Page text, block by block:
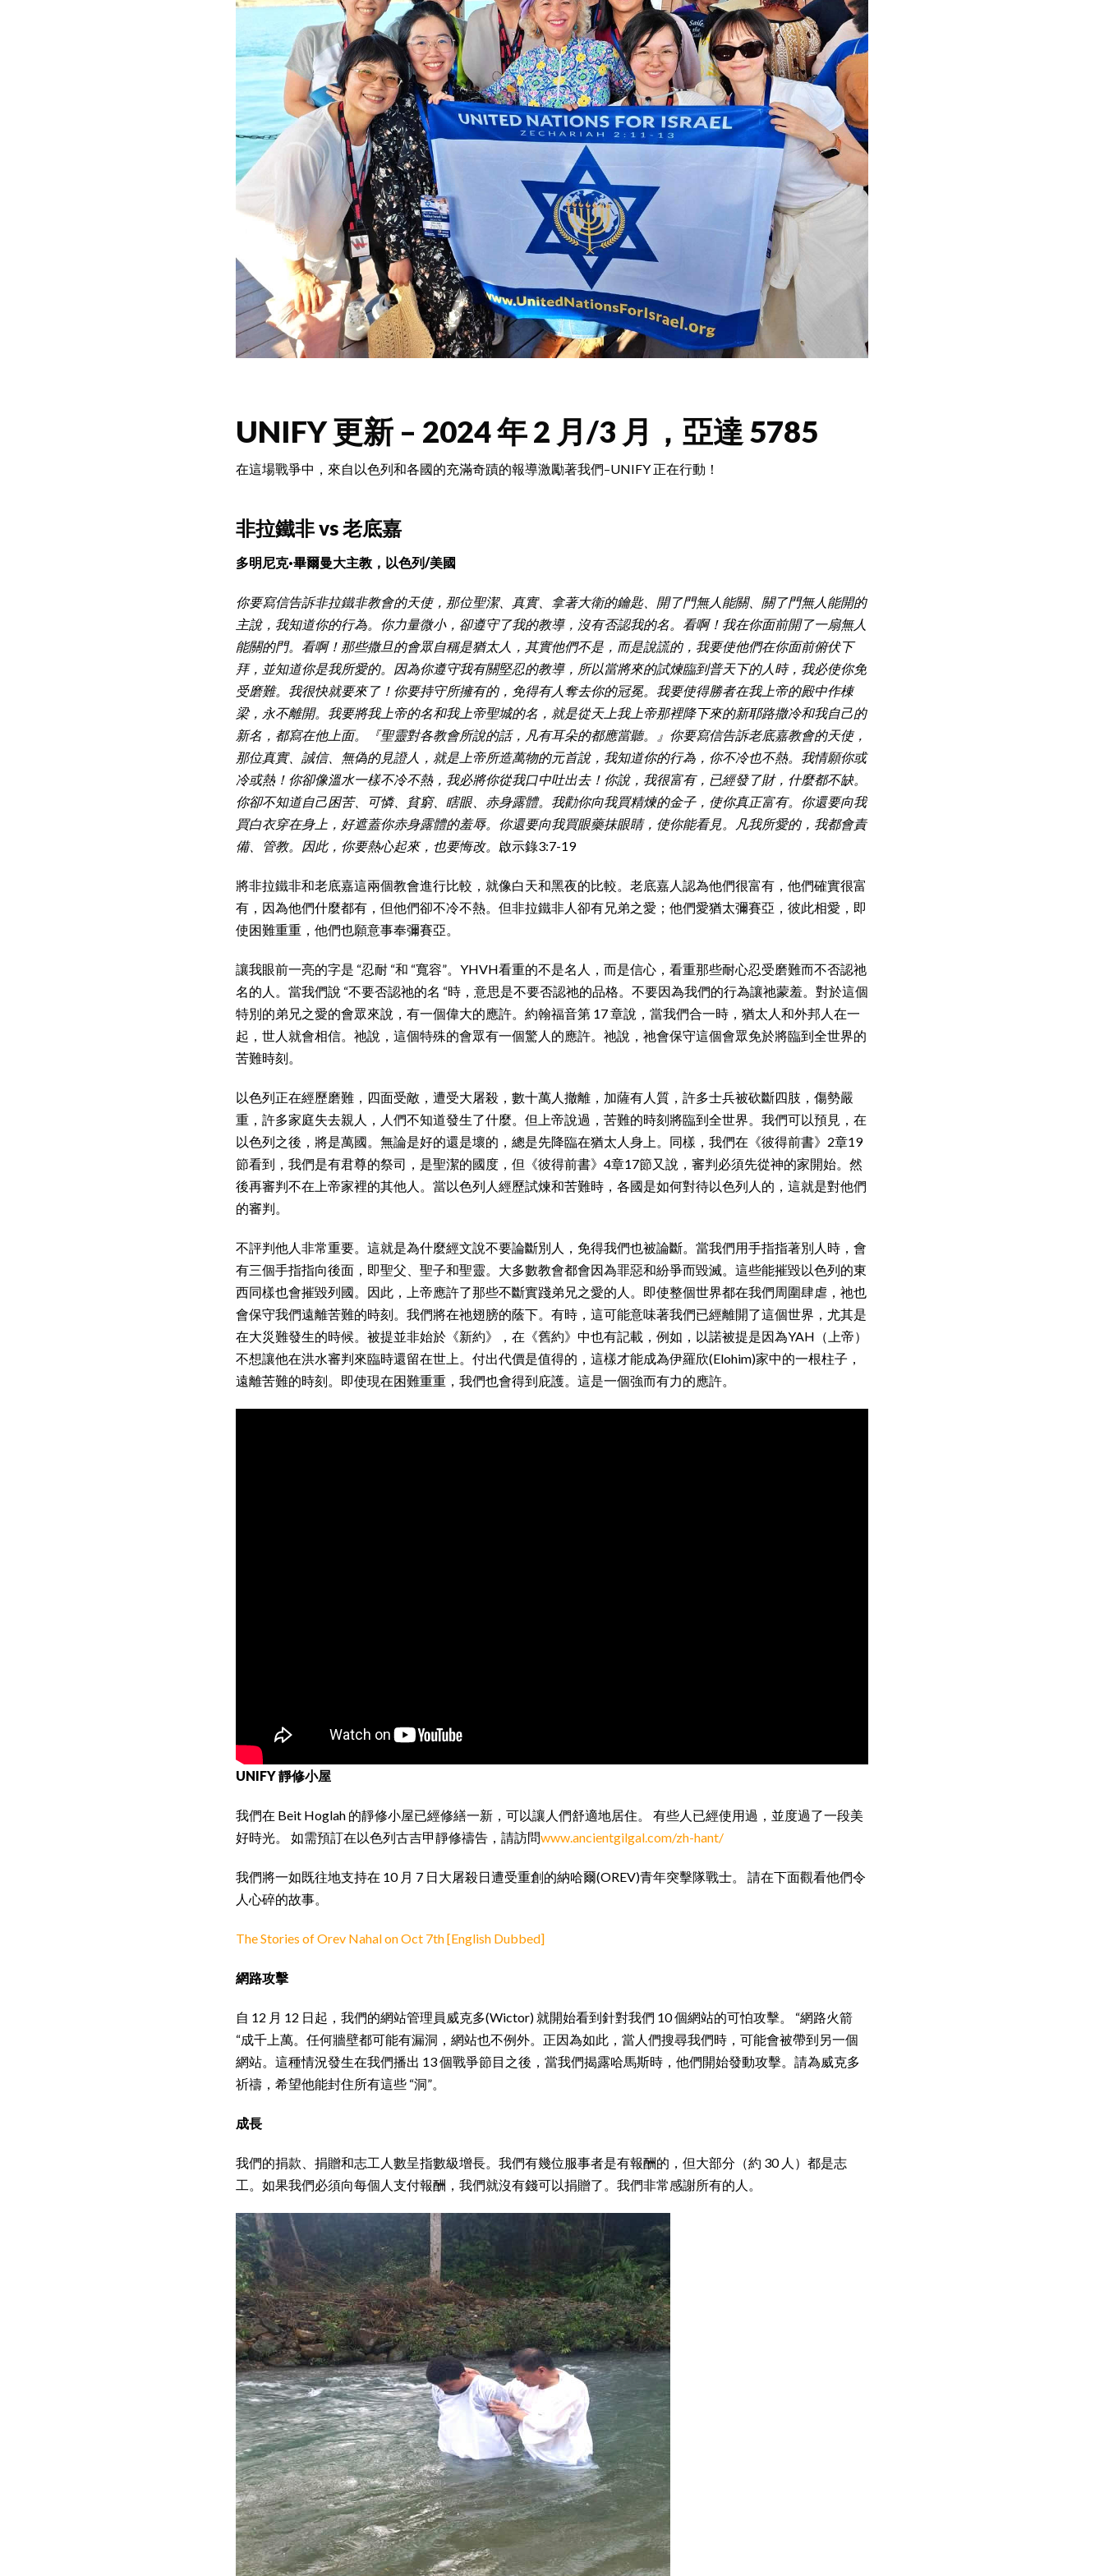
UNIFY 更新 – 2024 年 2 月/3 月，亞達 5785
在這場戰爭中，來自以色列和各國的充滿奇蹟的報導激勵著我們–UNIFY 正在行動！
非拉鐵非 vs 老底嘉
多明尼克·畢爾曼大主教，以色列/美國
你要寫信告訴非拉鐵非教會的天使，那位聖潔、真實、拿著大衛的鑰匙、開了門無人能關、關了門無人能開的
主說，我知道你的行為。你力量微小，卻遵守了我的教導，沒有否認我的名。看啊！我在你面前開了一扇無人
能關的門。看啊！那些撒旦的會眾自稱是猶太人，其實他們不是，而是說謊的，我要使他們在你面前俯伏下
拜，並知道你是我所愛的。因為你遵守我有關堅忍的教導，所以當將來的試煉臨到普天下的人時，我必使你免
受磨難。我很快就要來了！你要持守所擁有的，免得有人奪去你的冠冕。我要使得勝者在我上帝的殿中作棟
梁，永不離開。我要將我上帝的名和我上帝聖城的名，就是從天上我上帝那裡降下來的新耶路撒冷和我自己的
新名，都寫在他上面。『聖靈對各教會所說的話，凡有耳朵的都應當聽。』你要寫信告訴老底嘉教會的天使，
那位真實、誠信、無偽的見證人，就是上帝所造萬物的元首說，我知道你的行為，你不冷也不熱。我情願你或
冷或熱！你卻像溫水一樣不冷不熱，我必將你從我口中吐出去！你說，我很富有，已經發了財，什麼都不缺。
你卻不知道自己困苦、可憐、貧窮、瞎眼、赤身露體。我勸你向我買精煉的金子，使你真正富有。你還要向我
買白衣穿在身上，好遮蓋你赤身露體的羞辱。你還要向我買眼藥抹眼睛，使你能看見。凡我所愛的，我都會責
備、管教。因此，你要熱心起來，也要悔改。 啟示錄3:7-19
將非拉鐵非和老底嘉這兩個教會進行比較，就像白天和黑夜的比較。老底嘉人認為他們很富有，他們確實很富
有，因為他們什麼都有，但他們卻不冷不熱。但非拉鐵非人卻有兄弟之愛；他們愛猶太彌賽亞，彼此相愛，即
使困難重重，他們也願意事奉彌賽亞。
讓我眼前一亮的字是 “忍耐 “和 “寬容”。YHVH看重的不是名人，而是信心，看重那些耐心忍受磨難而不否認祂
名的人。當我們說 “不要否認祂的名 “時，意思是不要否認祂的品格。不要因為我們的行為讓祂蒙羞。對於這個
特別的弟兄之愛的會眾來說，有一個偉大的應許。約翰福音第 17 章說，當我們合一時，猶太人和外邦人在一
起，世人就會相信。祂說，這個特殊的會眾有一個驚人的應許。祂說，祂會保守這個會眾免於將臨到全世界的
苦難時刻。
以色列正在經歷磨難，四面受敵，遭受大屠殺，數十萬人撤離，加薩有人質，許多士兵被砍斷四肢，傷勢嚴
重，許多家庭失去親人，人們不知道發生了什麼。但上帝說過，苦難的時刻將臨到全世界。我們可以預見，在
以色列之後，將是萬國。無論是好的還是壞的，總是先降臨在猶太人身上。同樣，我們在《彼得前書》2章19
節看到，我們是有君尊的祭司，是聖潔的國度，但《彼得前書》4章17節又說，審判必須先從神的家開始。然
後再審判不在上帝家裡的其他人。當以色列人經歷試煉和苦難時，各國是如何對待以色列人的，這就是對他們
的審判。
不評判他人非常重要。這就是為什麼經文說不要論斷別人，免得我們也被論斷。當我們用手指指著別人時，會
有三個手指指向後面，即聖父、聖子和聖靈。大多數教會都會因為罪惡和紛爭而毀滅。這些能摧毀以色列的東
西同樣也會摧毀列國。因此，上帝應許了那些不斷實踐弟兄之愛的人。即使整個世界都在我們周圍肆虐，祂也
會保守我們遠離苦難的時刻。我們將在祂翅膀的蔭下。有時，這可能意味著我們已經離開了這個世界，尤其是
在大災難發生的時候。被提並非始於《新約》，在《舊約》中也有記載，例如，以諾被提是因為YAH（上帝）
不想讓他在洪水審判來臨時還留在世上。付出代價是值得的，這樣才能成為伊羅欣(Elohim)家中的一根柱子，
遠離苦難的時刻。即使現在困難重重，我們也會得到庇護。這是一個強而有力的應許。
UNIFY 靜修小屋
我們在 Beit Hoglah 的靜修小屋已經修繕一新，可以讓人們舒適地居住。 有些人已經使用過，並度過了一段美
好時光。 如需預訂在以色列古吉甲靜修禱告，請訪問www.ancientgilgal.com/zh-hant/
我們將一如既往地支持在 10 月 7 日大屠殺日遭受重創的納哈爾(OREV)青年突擊隊戰士。 請在下面觀看他們令
人心碎的故事。
The Stories of Orev Nahal on Oct 7th [English Dubbed]
網路攻擊
自 12 月 12 日起，我們的網站管理員威克多(Wictor) 就開始看到針對我們 10 個網站的可怕攻擊。 “網路火箭
“成千上萬。任何牆壁都可能有漏洞，網站也不例外。正因為如此，當人們搜尋我們時，可能會被帶到另一個
網站。這種情況發生在我們播出 13 個戰爭節目之後，當我們揭露哈馬斯時，他們開始發動攻擊。請為威克多
祈禱，希望他能封住所有這些 “洞”。
成長
我們的捐款、捐贈和志工人數呈指數級增長。我們有幾位服事者是有報酬的，但大部分（約 30 人）都是志
工。如果我們必須向每個人支付報酬，我們就沒有錢可以捐贈了。我們非常感謝所有的人。